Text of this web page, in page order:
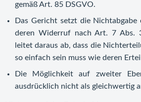
gemäß Art. 85 DSGVO.
Das Gericht setzt die
deren Widerruf nach Art. 7 Abs.
leitet daraus ab, dass die
so einfach sein muss wie deren
Die Möglichkeit auf zweiter
ausdrücklich nicht als gleichwertig